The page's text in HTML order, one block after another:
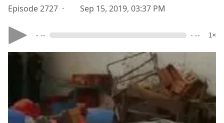
Episode 2727 · Sep 15, 2019, 03:37 PM
- -- - -- 1×